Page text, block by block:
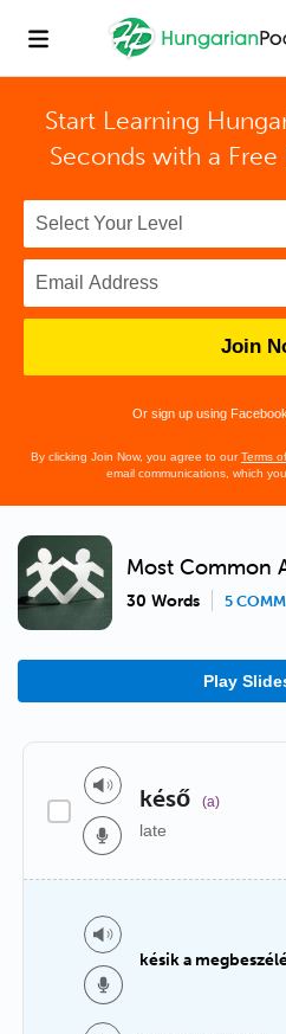
Start Learning
Seconds with a
Join
Or sign up using Facebook
By clicking Join Now, you agree to ourTerms
email communications, which
Most Common
30 Words 5
Play
késő (a)
late
késik a